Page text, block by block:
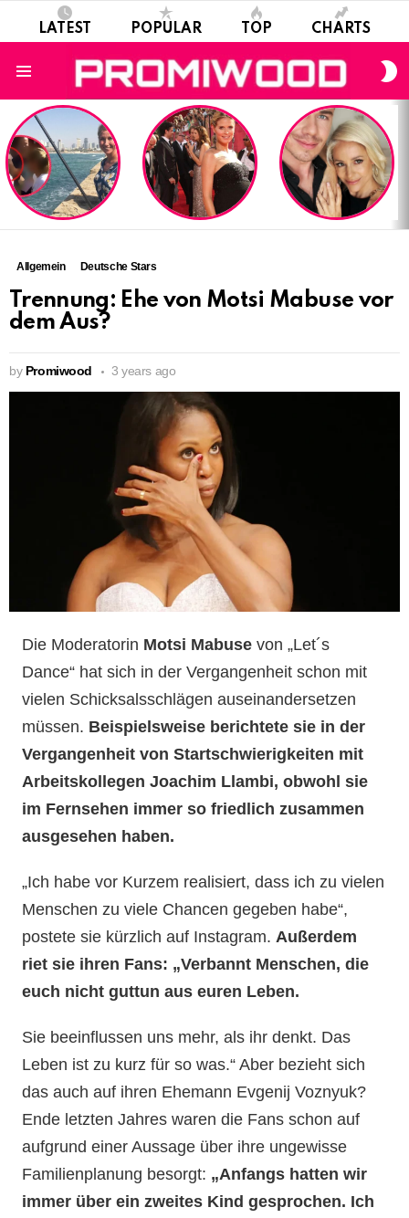
LATEST POPULAR TOP CHARTS
LATEST
STORIES
Allgemein Deutsche Stars
Trennung: Ehe von Motsi Mabuse vor
dem Aus?
by Promiwood 3 years ago
Die Moderatorin Motsi Mabusevon „Let´s
Dance“ hat sich in der Vergangenheit schon mit
vielen Schicksalsschlägen auseinandersetzen
müssen. Beispielsweise berichtete sie in der
Vergangenheit von Startschwierigkeiten mit
Arbeitskollegen Joachim Llambi, obwohl sie
im Fernsehen immer so friedlich zusammen
ausgesehen haben.
„Ich habe vor Kurzem realisiert, dass ich zu vielen
Menschen zu viele Chancen gegeben habe“,
postete sie kürzlich auf Instagram. Außerdem
riet sie ihren Fans: „Verbannt Menschen, die
euch nicht guttun aus euren Leben.
Sie beeinflussen uns mehr, als ihr denkt. Das
Leben ist zu kurz für so was.“ Aber bezieht sich
das auch auf ihren Ehemann Evgenij Voznyuk?
Ende letzten Jahres waren die Fans schon auf
aufgrund einer Aussage über ihre ungewisse
Familienplanung besorgt: „Anfangs hatten wir
immer über ein zweites Kind gesprochen. Ich